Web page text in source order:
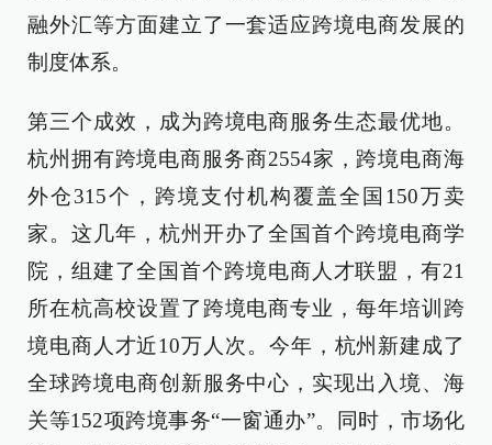
融外汇等方面建立了一套适应跨境电商发展的
制度体系。
第三个成效，成为跨境电商服务生态最优地。
杭州拥有跨境电商服务商2554家，跨境电商海
外仓315个，跨境支付机构覆盖全国150万卖
家。这几年，杭州开办了全国首个跨境电商学
院，组建了全国首个跨境电商人才联盟，有21
所在杭高校设置了跨境电商专业，每年培训跨
境电商人才近10万人次。今年，杭州新建成了
全球跨境电商创新服务中心，实现出入境、海
关等152项跨境事务“一窗通办”。同时，市场化